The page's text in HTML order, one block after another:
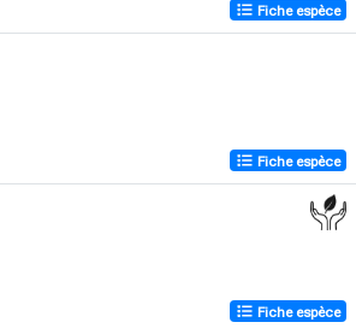
Fiche espèce
Fiche espèce
Fiche espèce